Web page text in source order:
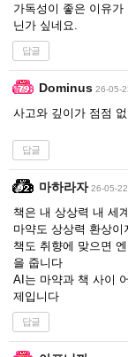
가독성이 좋은 이유
닌가 싶네요.
답글
Dominus 26-05-
사고와 깊이가 점점
답글
마하라자 26-05-
책은 내 상상력 내 세
마약도 상상력 환상
책도 취향에 맞으면
을 줍니다
AI는 마약과 책 사이
제입니다
답글